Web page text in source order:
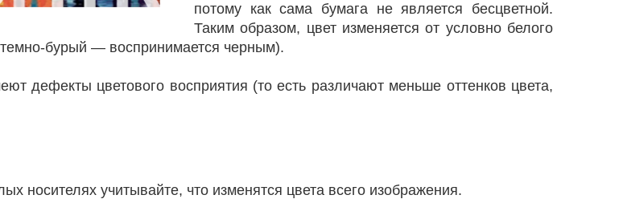
потому как сама бумага не является бесцветной.
Таким образом, цвет изменяется от условно белого
бурый — воспринимается черным).
дефекты цветового восприятия (то есть различают меньше оттенков цвета,
носителях учитывайте, что изменятся цвета всего изображения.